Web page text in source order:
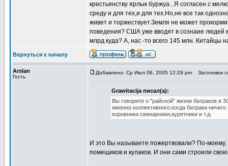
крестьянству ярлык буржуа...Я согласен с
среду и для тех,и для тех.Но,не все так
живет и торжествует.Земля не может
поведения? США уже вводят в сознаие
млрд.куда? А, нас -то всего 145 млн. Китайцы
Вернуться к началу
Arslan
Гость
Добавлено: Ср Июл 06, 2005 12:29 pm Заголовок
Grawitacija писал(а):
Вы говорите о "райской" жизни батраков в
именно коллективного,когда батраки
коровники.свинарники,курятники и т.д.
И это Вы называете пожертвовали? По-моему,
помещиков и кулаков. И они сами строили